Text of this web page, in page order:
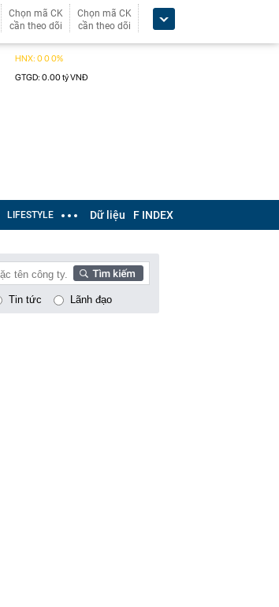
Chọn mã CK
cần theo dõi
Chọn mã CK
cần theo dõi
LIFESTYLE Dữ liệu F INDEX
Tin tức Lãnh đạo